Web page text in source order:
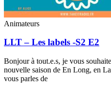
Animateurs
LLT – Les labels -S2 E2
Bonjour à tout.e.s, je vous
nouvelle saison de En Long, en
vous parles de